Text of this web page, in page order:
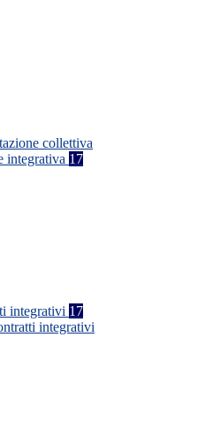
collettiva
integrativa 17
integrativi 17
integrativi